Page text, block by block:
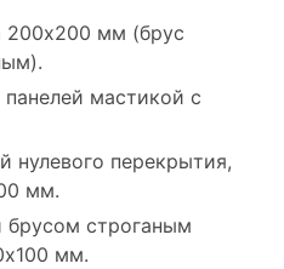
200x200 мм (брус
мастикой с
нулевого перекрытия,
мм.
брусом строганым
мм.